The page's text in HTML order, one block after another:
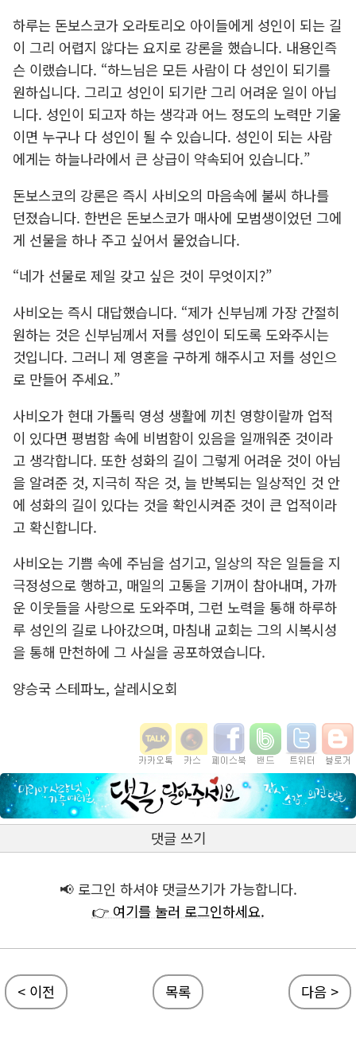
하루는 돈보스코가 오라토리오 아이들에게 성인이 되는 길
이 그리 어렵지 않다는 요지로 강론을 했습니다. 내용인즉
슨 이랬습니다. “하느님은 모든 사람이 다 성인이 되기를
원하십니다. 그리고 성인이 되기란 그리 어려운 일이 아닙
니다. 성인이 되고자 하는 생각과 어느 정도의 노력만 기울
이면 누구나 다 성인이 될 수 있습니다. 성인이 되는 사람
에게는 하늘나라에서 큰 상급이 약속되어 있습니다.”
돈보스코의 강론은 즉시 사비오의 마음속에 불씨 하나를
던졌습니다. 한번은 돈보스코가 매사에 모범생이었던 그에
게 선물을 하나 주고 싶어서 물었습니다.
“네가 선물로 제일 갖고 싶은 것이 무엇이지?”
사비오는 즉시 대답했습니다. “제가 신부님께 가장 간절히
원하는 것은 신부님께서 저를 성인이 되도록 도와주시는
것입니다. 그러니 제 영혼을 구하게 해주시고 저를 성인으
로 만들어 주세요.”
사비오가 현대 가톨릭 영성 생활에 끼친 영향이랄까 업적
이 있다면 평범함 속에 비범함이 있음을 일깨워준 것이라
고 생각합니다. 또한 성화의 길이 그렇게 어려운 것이 아님
을 알려준 것, 지극히 작은 것, 늘 반복되는 일상적인 것 안
에 성화의 길이 있다는 것을 확인시켜준 것이 큰 업적이라
고 확신합니다.
사비오는 기쁨 속에 주님을 섬기고, 일상의 작은 일들을 지
극정성으로 행하고, 매일의 고통을 기꺼이 참아내며, 가까
운 이웃들을 사랑으로 도와주며, 그런 노력을 통해 하루하
루 성인의 길로 나아갔으며, 마침내 교회는 그의 시복시성
을 통해 만천하에 그 사실을 공포하였습니다.
양승국 스테파노, 살레시오회
댓글 쓰기
📢 로그인 하셔야 댓글쓰기가 가능합니다.
👉 여기를 눌러 로그인하세요.
< 이전 목록 다음 >